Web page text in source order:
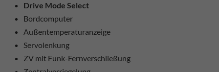
Drive Mode Select
Bordcomputer
Außentemperaturanzeige
Servolenkung
ZV mit Funk-Fernverschließung